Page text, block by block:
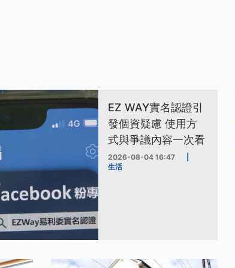
EZ WAY實名認證引
發個資疑慮 使用方
式與爭議內容一次看
2026-08-04 16:47
生活